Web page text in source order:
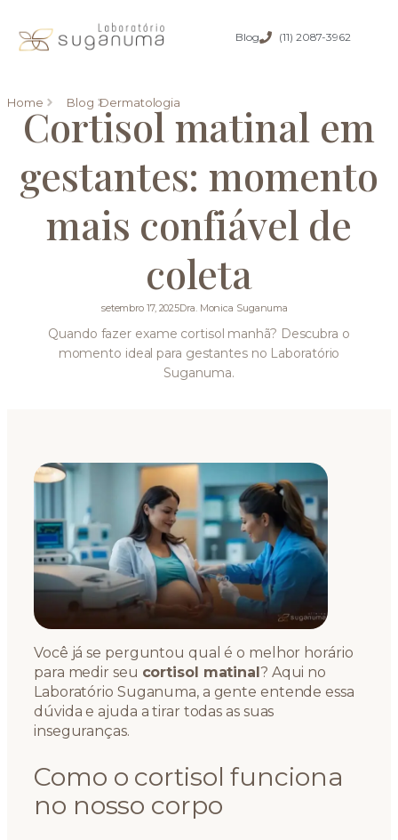
Blog (11) 2087-3962
Home Blog Dermatologia
Cortisol matinal em
gestantes: momento
mais confiável de
coleta
setembro 17, 2025Dra. Monica Suganuma
Quando fazer exame cortisol manhã? Descubra o
momento ideal para gestantes no Laboratório
Suganuma.
Você já se perguntou qual é o melhor horário
para medir seu cortisol matinal? Aqui no
Laboratório Suganuma, a gente entende essa
dúvida e ajuda a tirar todas as suas
inseguranças.
Como o cortisol funciona
no nosso corpo